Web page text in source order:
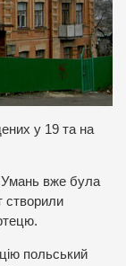
у 19 та на
Умань вже була
створили
польський